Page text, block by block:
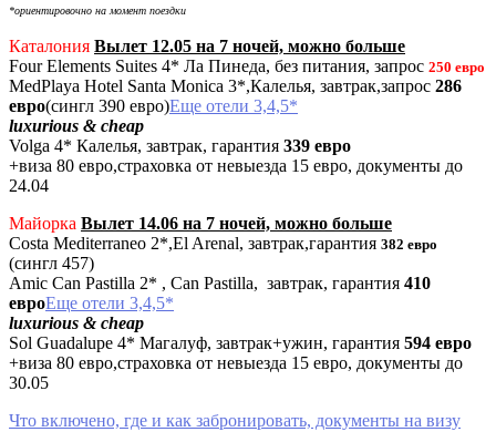
*ориентировочно на момент поездки
Каталония Вылет 12.05 на 7 ночей, можно больше
Four Elements Suites 4* Ла Пинеда, без питания, запрос 250 евро
MedPlaya Hotel Santa Monica 3*,Калелья, завтрак,запрос 286
евро(сингл 390 евро)Еще отели 3,4,5*
luxurious & cheap
Volga 4* Калелья, завтрак, гарантия 339 евро
+виза 80 евро,страховка от невыезда 15 евро, документы до
24.04
Майорка Вылет 14.06 на 7 ночей, можно больше
Costa Mediterraneo 2*,El Arenal, завтрак,гарантия 382 евро
(сингл 457)
Amic Can Pastilla 2* , Can Pastilla, завтрак, гарантия 410
евроЕще отели 3,4,5*
luxurious & cheap
Sol Guadalupe 4* Магалуф, завтрак+ужин, гарантия 594 евро
+виза 80 евро,страховка от невыезда 15 евро, документы до
30.05
Что включено, где и как забронировать, документы на визу